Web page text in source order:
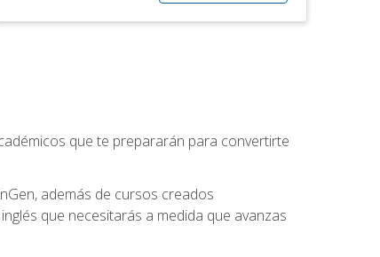
que te prepararán para convertirte
además de cursos creados
que necesitarás a medida que avanzas